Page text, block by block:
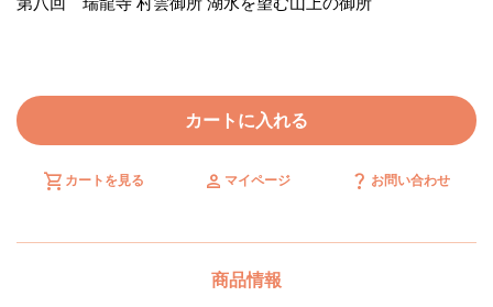
カートに入れる
shopping_cart カートを見る person マイページ question_mark お問い合わせ
商品情報